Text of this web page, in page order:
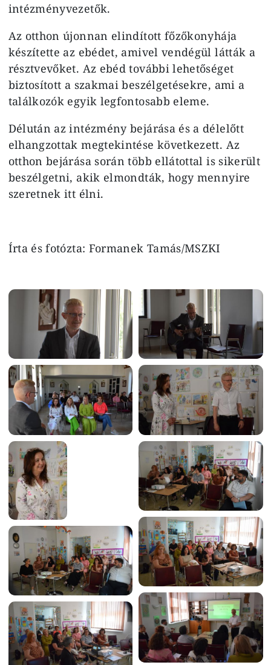
intézményvezetők.
Az otthon újonnan elindított főzőkonyhája
készítette az ebédet, amivel vendégül látták a
résztvevőket. Az ebéd további lehetőséget
biztosított a szakmai beszélgetésekre, ami a
találkozók egyik legfontosabb eleme.
Délután az intézmény bejárása és a délelőtt
elhangzottak megtekintése következett. Az
otthon bejárása során több ellátottal is sikerült
beszélgetni, akik elmondták, hogy mennyire
szeretnek itt élni.
Írta és fotózta: Formanek Tamás/MSZKI
Image Image
Image Image
Image Image
Image
Image
Image
Image